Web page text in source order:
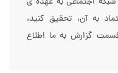
به آن، تحقیق کنید،
گزارش به ما اطلاع